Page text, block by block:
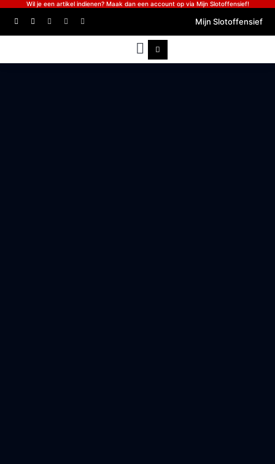
Wil je een artikel indienen? Maak dan een account op via Mijn Slotoffensief!
Mijn Slotoffensief